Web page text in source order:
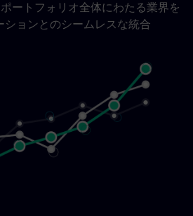
ートフォリオ全体にわたる業界を
ションとのシームレスな統合